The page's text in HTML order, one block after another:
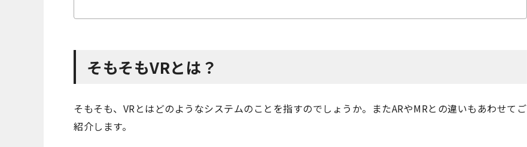
そもそもVRとは？
そもそも、VRとはどのようなシステムのことを指すのでしょうか。またARやMRとの違いもあわせてご
紹介します。